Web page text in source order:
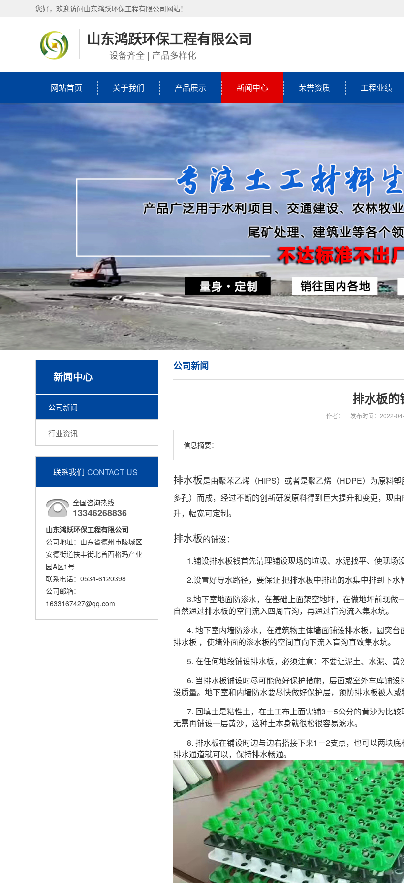
您好，欢迎访问山东鸿跃环保工程有限公司网站！
山东鸿跃环保工程有限公司
设备齐全 | 产品多样化
网站首页 关于我们 产品展示 新闻中心 荣誉资质 工程业绩
新闻中心
公司新闻
行业资讯
联系我们 CONTACT US
全国咨询热线
13346268836
山东鸿跃环保工程有限公司
公司地址：山东省德州市陵城区
安德街道扶丰街北首西格玛产业
园A区1号
联系电话：0534-6120398
公司邮箱：
1633167427@qq.com
公司新闻
排水板的
作者： 发布时间：2022-
信息摘要：
排水板是由聚苯乙烯（HIPS）或者是聚乙烯（HDPE）为原料
多孔）而成，经过不断的创新研发原料得到巨大提升和变更，现
升，幅宽可定制。
排水板的铺设：
1.铺设排水板钱首先清理铺设现场的垃圾、水泥找平、使现场
2.设置好导水路径，要保证 把排水板中排出的水集中排到下水
3.地下室地面防渗水，在基础上面架空地坪，在做地坪前现
自然通过排水板的空间流入四周盲沟，再通过盲沟流入集水坑。
4. 地下室内墙防渗水，在建筑物主体墙面铺设排水板，圆突
排水板 ，使墙外面的渗水板的空间直向下流入盲沟直致集水坑。
5. 在任何地段铺设排水板，必须注意：不要让泥土、水泥、
6. 当排水板铺设时尽可能做好保护措施，层面或室外车库铺
设质量。地下室和内墙防水要尽快做好保护层，预防排水板被人或
7. 回填土是粘性土，在土工布上面需铺3－5公分的黄沙为比
无需再铺设一层黄沙，这种土本身就很松很容易滤水。
8. 排水板在铺设时边与边右搭接下来1－2支点，也可以两块
排水通道就可以，保持排水畅通。